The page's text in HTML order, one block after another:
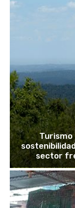
Turismo
sector